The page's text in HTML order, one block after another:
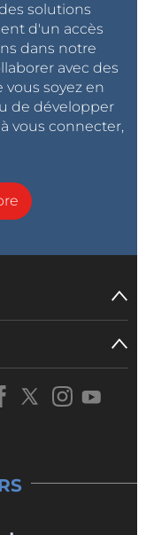
solutions
d'un accès
dans notre
avec des
soyez en
de développer
vous connecter,